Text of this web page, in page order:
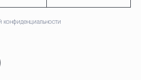
конфиденциальности